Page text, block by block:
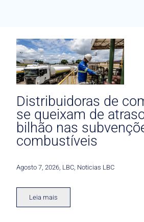
Distribuidoras de
se queixam de
bilhão nas
combustíveis
Agosto 7, 2026 LBC Noticias LBC
Leia mais